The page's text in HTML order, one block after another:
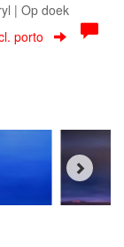
| Op doek
porto